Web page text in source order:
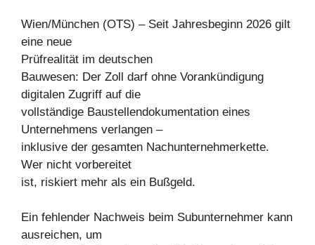
Wien/München (OTS) – Seit Jahresbeginn 2026 gilt
eine neue
Prüfrealität im deutschen
Bauwesen: Der Zoll darf ohne Vorankündigung
digitalen Zugriff auf die
vollständige Baustellendokumentation eines
Unternehmens verlangen –
inklusive der gesamten Nachunternehmerkette.
Wer nicht vorbereitet
ist, riskiert mehr als ein Bußgeld.
Ein fehlender Nachweis beim Subunternehmer kann
ausreichen, um